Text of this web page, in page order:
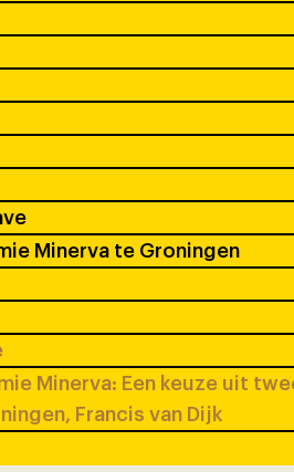
Minerva te Groningen
Minerva: Een keuze uit
Francis van Dijk